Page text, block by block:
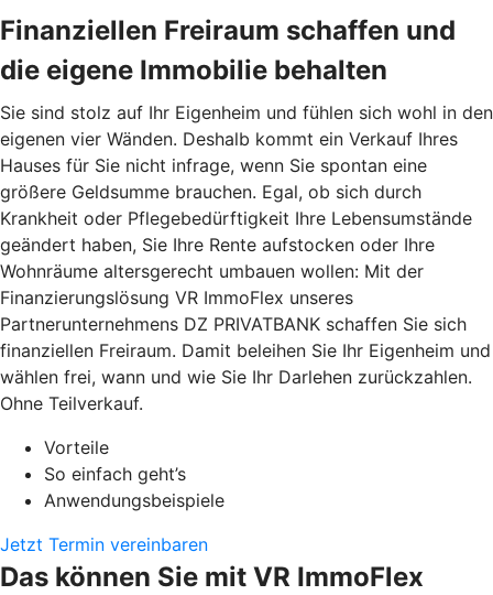
Finanziellen Freiraum schaffen und
die eigene Immobilie behalten
Sie sind stolz auf Ihr Eigenheim und fühlen sich wohl in den
eigenen vier Wänden. Deshalb kommt ein Verkauf Ihres
Hauses für Sie nicht infrage, wenn Sie spontan eine
größere Geldsumme brauchen. Egal, ob sich durch
Krankheit oder Pflegebedürftigkeit Ihre Lebensumstände
geändert haben, Sie Ihre Rente aufstocken oder Ihre
Wohnräume altersgerecht umbauen wollen: Mit der
Finanzierungslösung VR ImmoFlex unseres
Partnerunternehmens DZ PRIVATBANK schaffen Sie sich
finanziellen Freiraum. Damit beleihen Sie Ihr Eigenheim und
wählen frei, wann und wie Sie Ihr Darlehen zurückzahlen.
Ohne Teilverkauf.
Vorteile
So einfach geht’s
Anwendungsbeispiele
Jetzt Termin vereinbaren
Das können Sie mit VR ImmoFlex